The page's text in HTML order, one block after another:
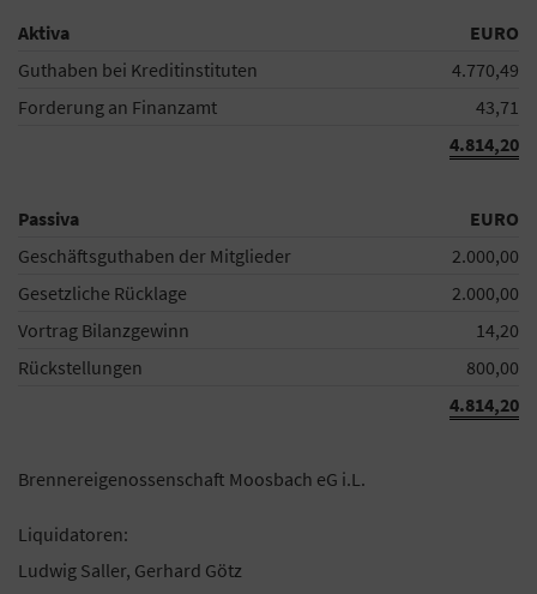
Aktiva
EURO
Guthaben bei Kreditinstituten
4.770,49
Forderung an Finanzamt
43,71
4.814,20
Passiva
EURO
Geschäftsguthaben der Mitglieder
2.000,00
Gesetzliche Rücklage
2.000,00
Vortrag Bilanzgewinn
14,20
Rückstellungen
800,00
4.814,20
Brennereigenossenschaft Moosbach eG i.L.
Liquidatoren:
Ludwig Saller, Gerhard Götz